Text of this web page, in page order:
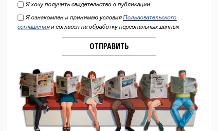
Я хочу получить свидетельство о публикации
Я ознакомлен и принимаю условия Пользовательского
соглашения и согласен на обработку персональных данных
ОТПРАВИТЬ